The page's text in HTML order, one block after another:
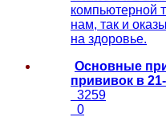
компьютерной
нам, так и
на здоровье.
Основные
прививок в
3259
0